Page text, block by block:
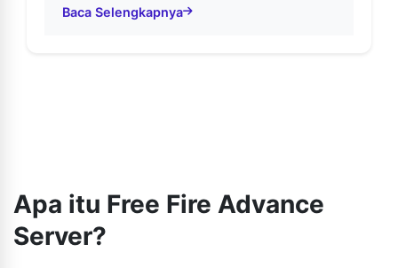
Baca Selengkapnya
about Raih Hadiah Eksklusif di Free Fire Advance
Apa itu Free Fire Advance
Server?